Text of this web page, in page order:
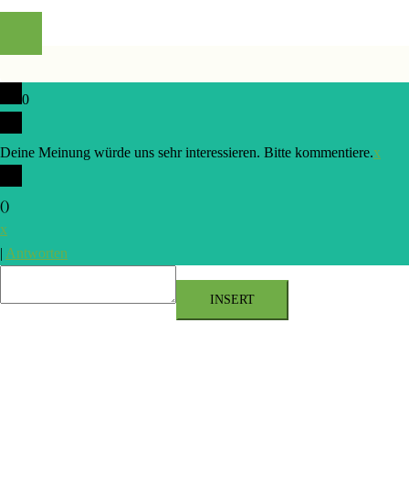
0
Deine Meinung würde uns sehr interessieren. Bitte kommentiere.x
()
x
| Antworten
INSERT